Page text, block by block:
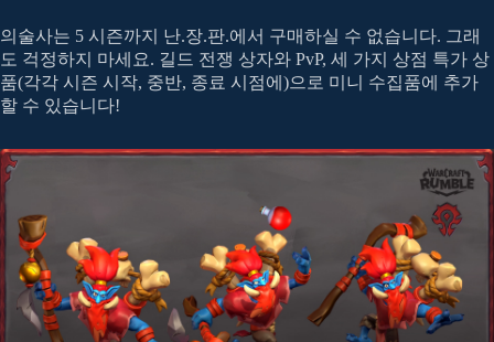
의술사는 5 시즌까지 난.장.판.에서 구매하실 수 없습니다. 그래
도 걱정하지 마세요. 길드 전쟁 상자와 PvP, 세 가지 상점 특가 상
품(각각 시즌 시작, 중반, 종료 시점에)으로 미니 수집품에 추가
할 수 있습니다!